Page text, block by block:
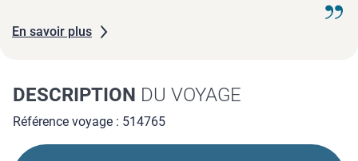
En savoir plus
DESCRIPTION DU VOYAGE
Référence voyage : 514765